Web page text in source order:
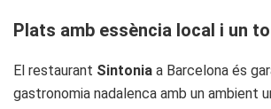
Plats amb essència local i un
El restaurant Sintonia a Barcelona és
gastronomia nadalenca amb un ambient